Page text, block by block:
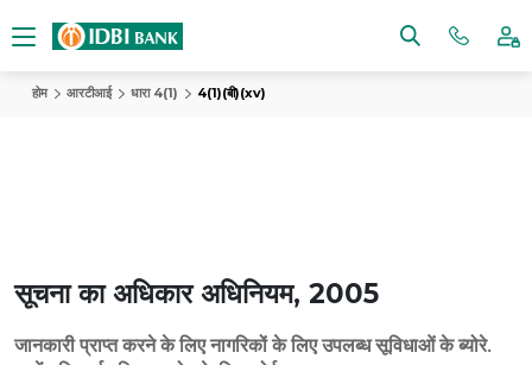
होम आरटीआई धारा 4(1) 4(1)(बी)(xv)
सूचना का अधिकार अधिनियम, 2005
जानकारी प्राप्त करने के लिए नागरिकों के लिए उपलब्ध सूविधाओं के ब्योरे.